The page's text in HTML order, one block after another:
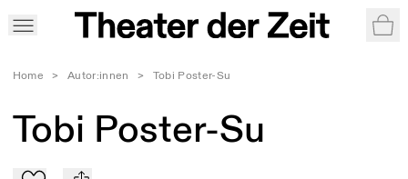
Home > Autor:innen > Tobi Poster-Su
Tobi Poster-Su